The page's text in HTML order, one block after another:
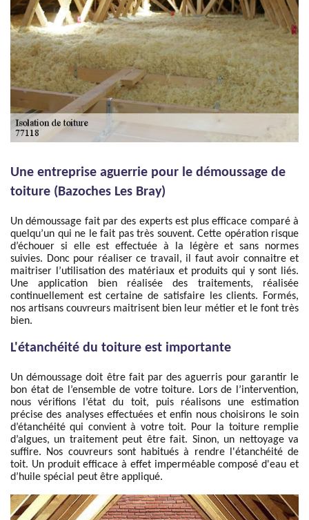
Une entreprise aguerrie pour le démoussage de
toiture (Bazoches Les Bray)
Un démoussage fait par des experts est plus efficace comparé à
quelqu’un qui ne le fait pas très souvent. Cette opération risque
d’échouer si elle est effectuée à la légère et sans normes
suivies. Donc pour réaliser ce travail, il faut avoir connaitre et
maitriser l’utilisation des matériaux et produits qui y sont liés.
Une application bien réalisée des traitements, réalisée
continuellement est certaine de satisfaire les clients. Formés,
nos artisans couvreurs maitrisent bien leur métier et le font très
bien.
L'étanchéité du toiture est importante
Un démoussage doit être fait par des aguerris pour garantir le
bon état de l’ensemble de votre toiture. Lors de l’intervention,
nous vérifions l’état du toit, puis réalisons une estimation
précise des analyses effectuées et enfin nous choisirons le soin
d’étanchéité qui convient à votre toit. Pour la toiture remplie
d’algues, un traitement peut être fait. Sinon, un nettoyage va
suffire. Nos couvreurs sont habitués à rendre l'étanchéité de
toit. Un produit efficace à effet imperméable composé d'eau et
d’huile spécial peut être appliqué.